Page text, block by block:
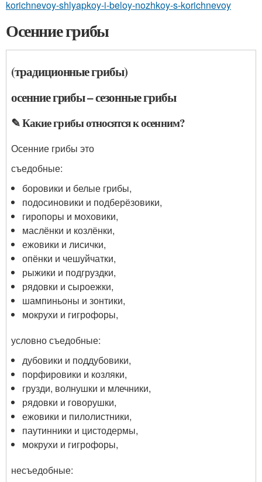
korichnevoy-shlyapkoy-i-beloy-nozhkoy-s-korichnevoy
Осенние грибы
(традиционные грибы)
осенние грибы – сезонные грибы
✎ Какие грибы относятся к осенним?
Осенние грибы это
съедобные:
боровики и белые грибы,
подосиновики и подберёзовики,
гиропоры и моховики,
маслёнки и козлёнки,
ежовики и лисички,
опёнки и чешуйчатки,
рыжики и подгруздки,
рядовки и сыроежки,
шампиньоны и зонтики,
мокрухи и гигрофоры,
условно съедобные:
дубовики и поддубовики,
порфировики и козляки,
грузди, волнушки и млечники,
рядовки и говорушки,
ежовики и пилолистники,
паутинники и цистодермы,
мокрухи и гигрофоры,
несъедобные: